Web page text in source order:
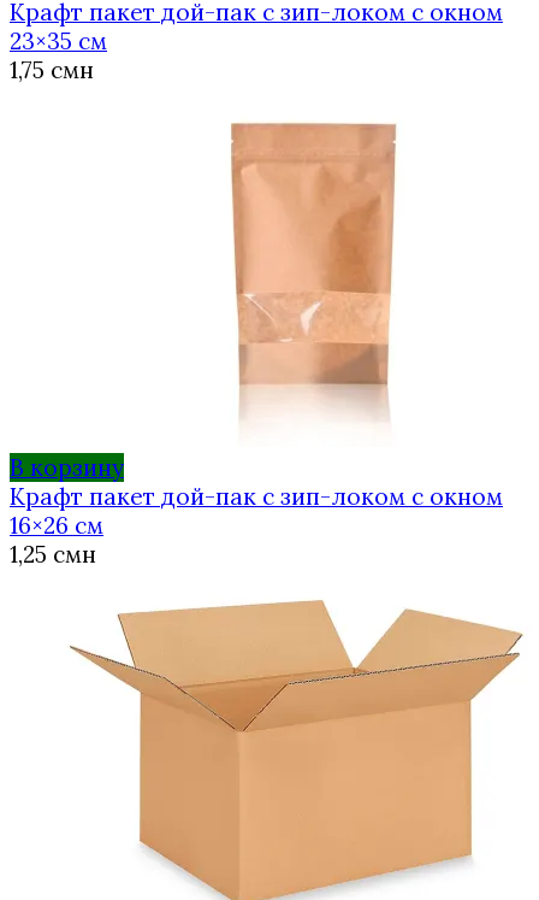
Крафт пакет дой-пак с зип-локом с окном
23×35 см
1,75 смн
В корзину
Крафт пакет дой-пак с зип-локом с окном
16×26 см
1,25 смн